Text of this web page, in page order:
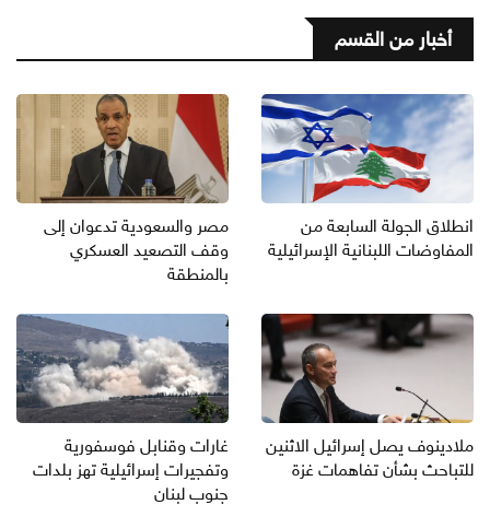
أخبار من القسم
انطلاق الجولة السابعة من
المفاوضات اللبنانية الإسرائيلية
مصر والسعودية تدعوان إلى
وقف التصعيد العسكري
بالمنطقة
ملادينوف يصل إسرائيل الاثنين
للتباحث بشأن تفاهمات غزة
غارات وقنابل فوسفورية
وتفجيرات إسرائيلية تهز بلدات
جنوب لبنان